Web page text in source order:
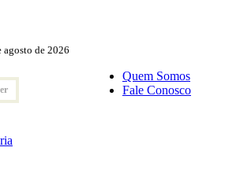
agosto de 2026
Quem Somos
Fale Conosco